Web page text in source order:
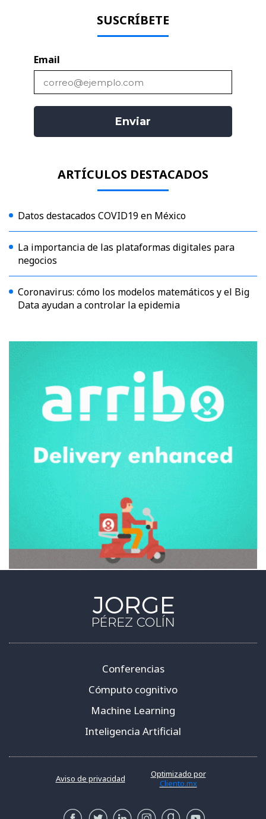
SUSCRÍBETE
Email
ARTÍCULOS DESTACADOS
Datos destacados COVID19 en México
La importancia de las plataformas digitales para
negocios
Coronavirus: cómo los modelos matemáticos y el Big
Data ayudan a controlar la epidemia
Conferencias
Cómputo cognitivo
Machine Learning
Inteligencia Artificial
Aviso de privacidad
Optimizado por
Cliento.mx